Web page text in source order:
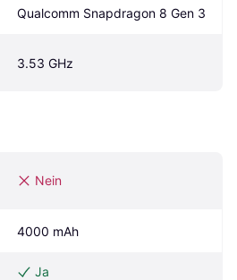
Qualcomm Snapdragon 8 Gen 3
3.53 GHz
Nein
4000 mAh
Ja